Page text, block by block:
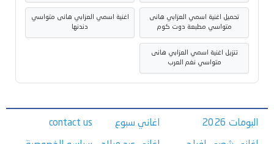
تحميل اغنية اسمي العزابي هانى
متواسي مطبعة دوت كوم
اغنية اسمي العزابي هانى متواسي
دندنها
تنزيل اغنية اسمي العزابي هانى
متواسي نغم العرب
البومات 2026 اغاني سبوع contact us